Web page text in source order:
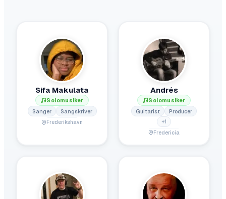
Sifa Makulata
Solomusiker
Sanger
Sangskriver
Frederikshavn
Andrés
Solomusiker
Guitarist
Producer
+1
Fredericia